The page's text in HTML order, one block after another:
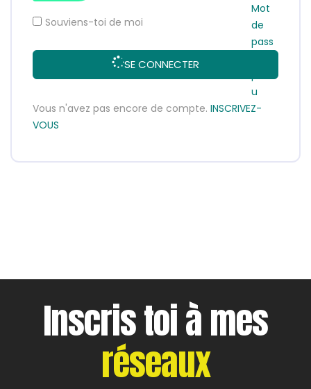
Souviens-toi de moi
SE CONNECTER
Mot
de
pass
u
Vous n'avez pas encore de compte. INSCRIVEZ-
VOUS
Inscris toi à mes
réseaux